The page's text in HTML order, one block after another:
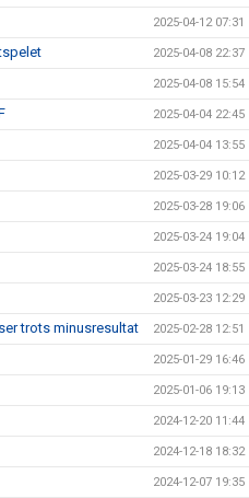
2025-04-12 07:31
2025-04-08 22:37
2025-04-08 15:54
2025-04-04 22:45
2025-04-04 13:55
2025-03-29 10:12
2025-03-28 19:06
2025-03-24 19:04
2025-03-24 18:55
2025-03-23 12:29
trots minusresultat 2025-02-28 12:51
2025-01-29 16:46
2025-01-06 19:13
2024-12-20 11:44
2024-12-18 18:32
2024-12-07 19:35